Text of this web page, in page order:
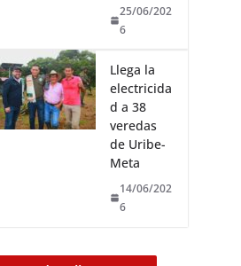
25/06/202
6
Llega la
electricida
d a 38
veredas
de Uribe-
Meta
14/06/202
6